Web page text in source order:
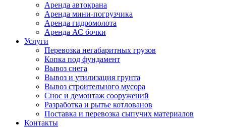
Аренда автокрана
Аренда мини-погрузчика
Аренда гидромолота
Аренда АС бочки
Услуги
Перевозка негабаритных грузов
Копка под фундамент
Вывоз снега
Вывоз и утилизация грунта
Вывоз строительного мусора
Снос и демонтаж сооружений
Разработка и рытье котлованов
Поставка и перевозка сыпучих материалов
Контакты